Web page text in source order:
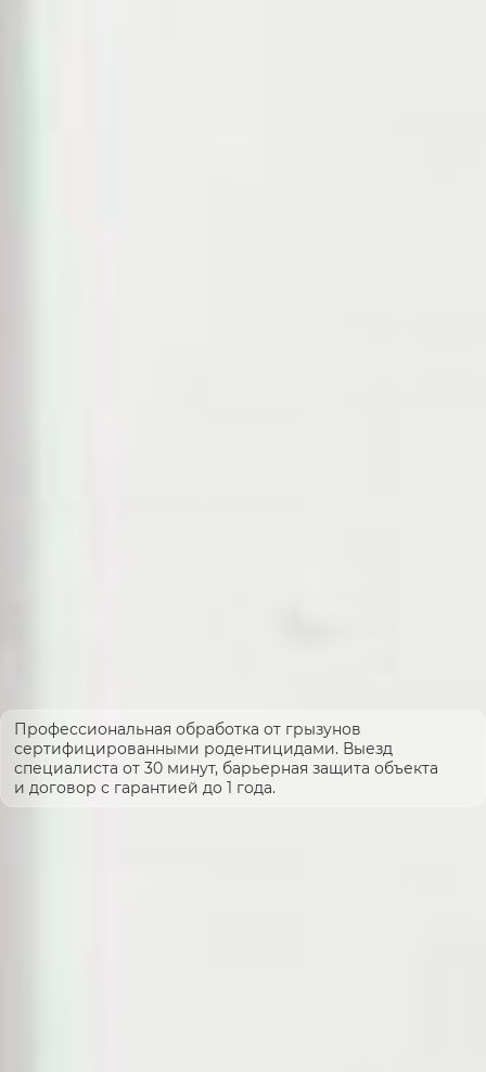
Профессиональная обработка от грызунов
сертифицированными родентицидами. Выезд
специалиста от 30 минут, барьерная защита объекта
и договор с гарантией до 1 года.